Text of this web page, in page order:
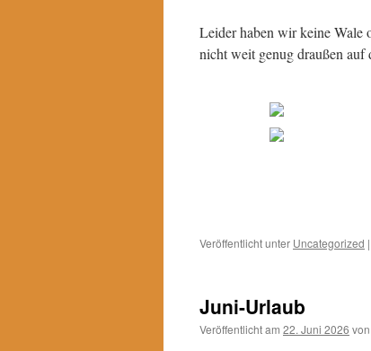
Leider haben wir keine Wale
nicht weit genug draußen auf
Veröffentlicht unter Uncategorized |
Juni-Urlaub
Veröffentlicht am 22. Juni 2026 von